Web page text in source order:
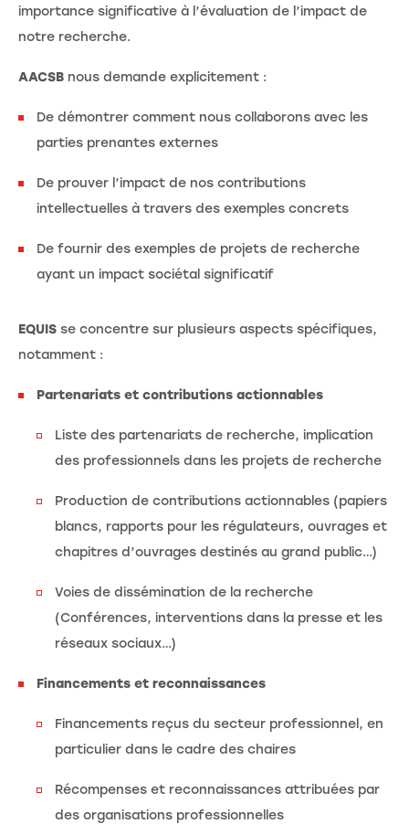
importance significative à l’évaluation de l’impact de
notre recherche.
AACSB nous demande explicitement :
De démontrer comment nous collaborons avec les
parties prenantes externes
De prouver l’impact de nos contributions
intellectuelles à travers des exemples concrets
De fournir des exemples de projets de recherche
ayant un impact sociétal significatif
EQUIS se concentre sur plusieurs aspects spécifiques,
notamment :
Partenariats et contributions actionnables
Liste des partenariats de recherche, implication
des professionnels dans les projets de recherche
Production de contributions actionnables (papiers
blancs, rapports pour les régulateurs, ouvrages et
chapitres d’ouvrages destinés au grand public…)
Voies de dissémination de la recherche
(Conférences, interventions dans la presse et les
réseaux sociaux…)
Financements et reconnaissances
Financements reçus du secteur professionnel, en
particulier dans le cadre des chaires
Récompenses et reconnaissances attribuées par
des organisations professionnelles